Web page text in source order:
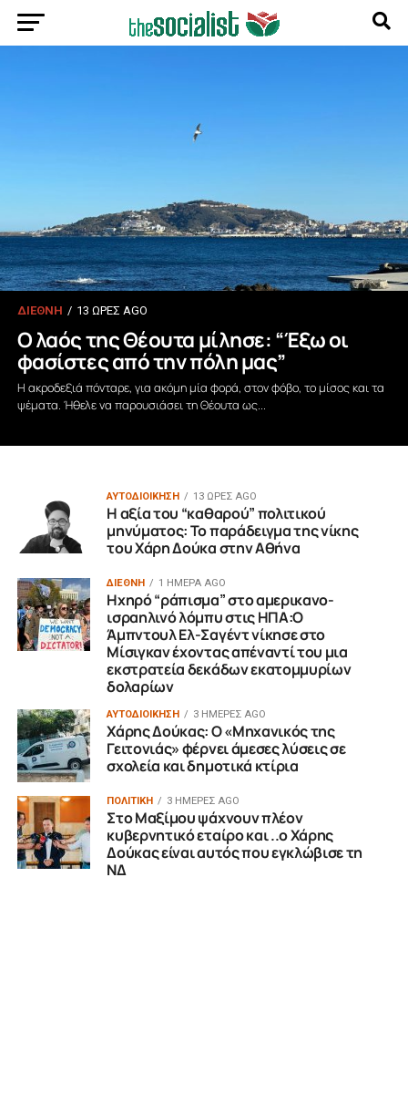
ΔΙΕΘΝΗ 13 ΏΡΕΣ AGO
Ο λαός της Θέουτα μίλησε: “Έξω οι
φασίστες από την πόλη μας”
Η ακροδεξιά πόνταρε, για ακόμη μία φορά, στον φόβο, το μίσος και τα
ψέματα. Ήθελε να παρουσιάσει τη Θέουτα ως...
ΑΥΤΟΔΙΟΙΚΗΣΗ 13 ΏΡΕΣ AGO
Η αξία του “καθαρού” πολιτικού
μηνύματος: Το παράδειγμα της νίκης
του Χάρη Δούκα στην Αθήνα
ΔΙΕΘΝΗ 1 ΗΜΈΡΑ AGO
Ηχηρό “ράπισμα” στο αμερικανο-
ισραηλινό λόμπυ στις ΗΠΑ:Ο
Άμπντουλ Ελ-Σαγέντ νίκησε στο
Μίσιγκαν έχοντας απέναντί του μια
εκστρατεία δεκάδων εκατομμυρίων
δολαρίων
ΑΥΤΟΔΙΟΙΚΗΣΗ 3 ΗΜΈΡΕΣ AGO
Χάρης Δούκας: Ο «Μηχανικός της
Γειτονιάς» φέρνει άμεσες λύσεις σε
σχολεία και δημοτικά κτίρια
ΠΟΛΙΤΙΚΗ 3 ΗΜΈΡΕΣ AGO
Στο Μαξίμου ψάχνουν πλέον
κυβερνητικό εταίρο και ..ο Χάρης
Δούκας είναι αυτός που εγκλώβισε τη
ΝΔ